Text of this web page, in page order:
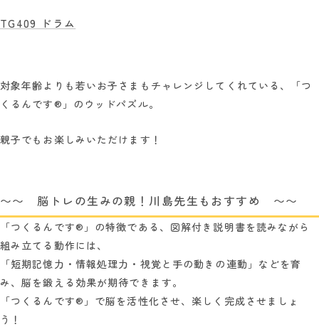
TG409 ドラム
対象年齢よりも若いお子さまもチャレンジしてくれている、「つ
くるんです®」のウッドパズル。
親子でもお楽しみいただけます！
〜〜 脳トレの生みの親！川島先生もおすすめ 〜〜
「つくるんです®」の特徴である、図解付き説明書を読みながら
組み立てる動作には、
「短期記憶力・情報処理力・視覚と手の動きの連動」などを育
み、脳を鍛える効果が期待できます。
「つくるんです®」で脳を活性化させ、楽しく完成させましょ
う！